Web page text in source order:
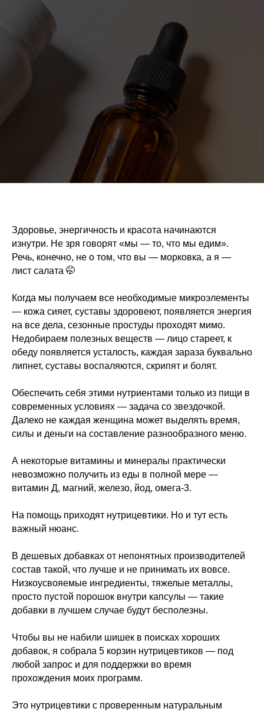
Здоровье, энергичность и красота начинаются
изнутри. Не зря говорят «мы — то, что мы едим».
Речь, конечно, не о том, что вы — морковка, а я —
лист салата 🤭
Когда мы получаем все необходимые микроэлементы
— кожа сияет, суставы здоровеют, появляется энергия
на все дела, сезонные простуды проходят мимо.
Недобираем полезных веществ — лицо стареет, к
обеду появляется усталость, каждая зараза буквально
липнет, суставы воспаляются, скрипят и болят.
Обеспечить себя этими нутриентами только из пищи в
современных условиях — задача со звездочкой.
Далеко не каждая женщина может выделять время,
силы и деньги на составление разнообразного меню.
А некоторые витамины и минералы практически
невозможно получить из еды в полной мере —
витамин Д, магний, железо, йод, омега-3.
На помощь приходят нутрицевтики. Но и тут есть
важный нюанс.
В дешевых добавках от непонятных производителей
состав такой, что лучше и не принимать их вовсе.
Низкоусвояемые ингредиенты, тяжелые металлы,
просто пустой порошок внутри капсулы — такие
добавки в лучшем случае будут бесполезны.
Чтобы вы не набили шишек в поисках хороших
добавок, я собрала 5 корзин нутрицевтиков — под
любой запрос и для поддержки во время
прохождения моих программ.
Это нутрицевтики с проверенным натуральным